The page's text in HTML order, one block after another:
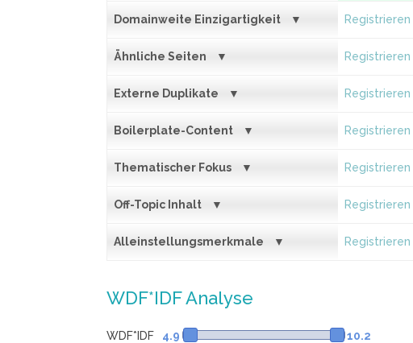
Domainweite Einzigartigkeit Registrieren
Ähnliche Seiten Registrieren
Externe Duplikate Registrieren
Boilerplate-Content Registrieren
Thematischer Fokus Registrieren
Off-Topic Inhalt Registrieren
Alleinstellungsmerkmale Registrieren
WDF*IDF Analyse
WDF*IDF 4.9 10.2